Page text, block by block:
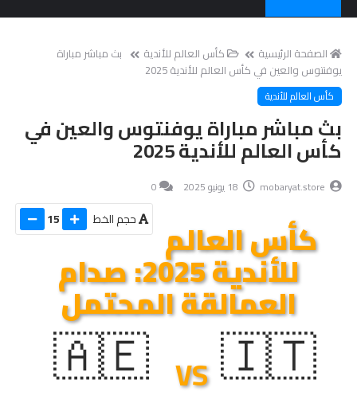
الصفحة الرئيسية كأس العالم للأندية
بث مباشر مباراة
يوفنتوس والعين في كأس العالم للأندية 2025
كأس العالم للأندية
بث مباشر مباراة يوفنتوس والعين في
كأس العالم للأندية 2025
mobaryat.store
0
حجم الخط 15 كأس العالم
للأندية 2025: صدام
العمالقة المحتمل
🇮🇹
VS
🇦🇪